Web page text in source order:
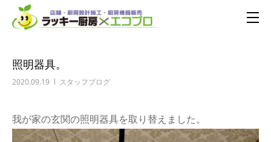
照明器具。
2020.09.19 スタッフブログ
我が家の玄関の照明器具を取り替えました。